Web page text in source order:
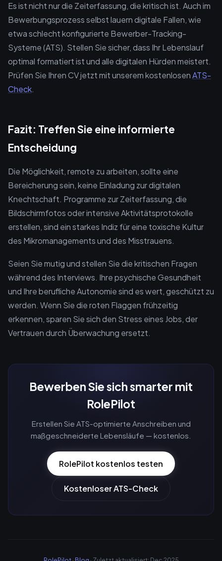
Es ist nicht nur die Zeiterfassung, die kritisch ist. Auch im
Bewerbungsprozess selbst lauern digitale Fallen, wie
etwa schlecht konfigurierte Bewerber-Tracking-
Systeme (ATS). Stellen Sie sicher, dass Ihr Lebenslauf
optimal formatiert ist und alle digitalen Hürden meistert.
Prüfen Sie Ihren CV jetzt mit unserem kostenlosenATS-
Check.
Fazit: Treffen Sie eine informierte
Entscheidung
Die Möglichkeit, remote zu arbeiten, sollte eine
Bereicherung sein, keine Einladung zur digitalen
Knechtschaft. Programme zur Zeiterfassung, die
Bildschirmfotos oder intensive Aktivitätsprotokolle
erstellen, sind ein starkes Indiz für eine toxische Kultur
des Mikromanagements und des Misstrauens.
Seien Sie mutig und stellen Sie die kritischen Fragen
während des Interviews. Ihre psychische Gesundheit
und Ihre berufliche Autonomie sind es wert, geschützt zu
werden. Wenn Sie die roten Flaggen frühzeitig
erkennen, sparen Sie sich den Stress eines Jobs, der
Vertrauen durch Überwachung ersetzt.
Bewerben Sie sich smarter mit
RolePilot
Erstellen Sie ATS-optimierte Anschreiben und
maßgeschneiderte Lebensläufe — kostenlos.
RolePilot kostenlos testen
Kostenloser ATS-Check